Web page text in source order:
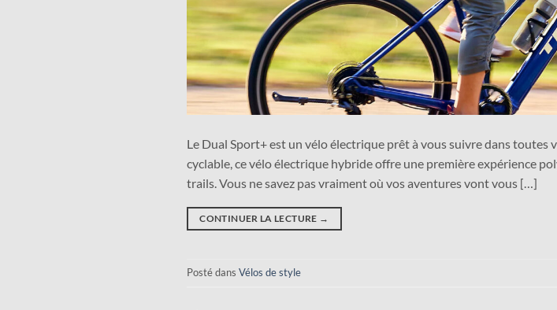
Le Dual Sport+ est un vélo électrique prêt à vous suivre dans toutes
cyclable, ce vélo électrique hybride offre une première expérience
trails. Vous ne savez pas vraiment où vos aventures vont vous […]
CONTINUER LA LECTURE →
Posté dans Vélos de style